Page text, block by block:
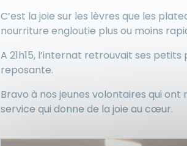
C’est la joie sur les lèvres que les
nourriture engloutie plus ou moins
A 21h15, l’internat retrouvait ses
reposante.
Bravo à nos jeunes volontaires qui
service qui donne de la joie au cœur.